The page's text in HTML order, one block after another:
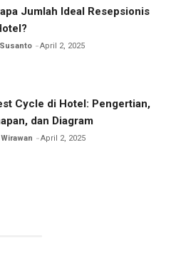
Jumlah Ideal Resepsionis
April 2, 2025
Cycle di Hotel: Pengertian,
dan Diagram
April 2, 2025